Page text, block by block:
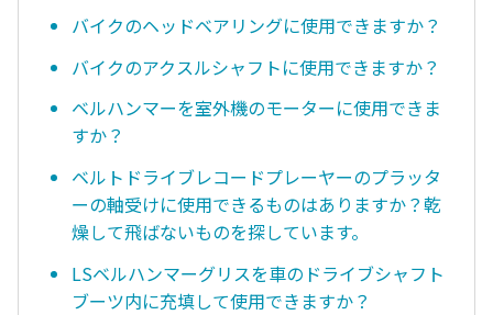
バイクのヘッドベアリングに使用できますか？
バイクのアクスルシャフトに使用できますか？
ベルハンマーを室外機のモーターに使用できま
すか？
ベルトドライブレコードプレーヤーのプラッタ
ーの軸受けに使用できるものはありますか？乾
燥して飛ばないものを探しています。
LSベルハンマーグリスを車のドライブシャフト
ブーツ内に充填して使用できますか？